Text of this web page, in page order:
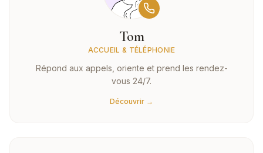
Tom
ACCUEIL & TÉLÉPHONIE
Répond aux appels, oriente et prend les rendez-
vous 24/7.
Découvrir →